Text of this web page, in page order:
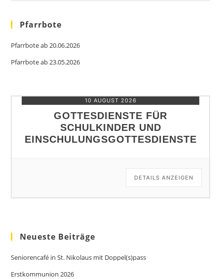
Pfarrbote
Pfarrbote ab 20.06.2026
Pfarrbote ab 23.05.2026
10 AUGUST 2026
GOTTESDIENSTE FÜR
SCHULKINDER UND
EINSCHULUNGSGOTTESDIENSTE
DETAILS ANZEIGEN
Neueste Beiträge
Seniorencafé in St. Nikolaus mit Doppel(s)pass
Erstkommunion 2026